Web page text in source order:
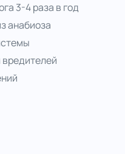
3-4 раза в год
анабиоза